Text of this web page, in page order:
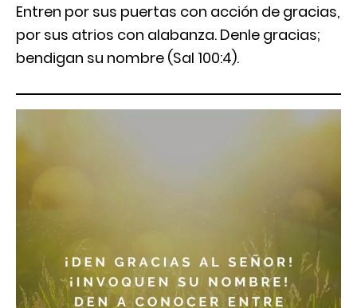
Entren por sus puertas con acción de gracias,
por sus atrios con alabanza. Denle gracias;
bendigan su nombre (Sal 100:4).